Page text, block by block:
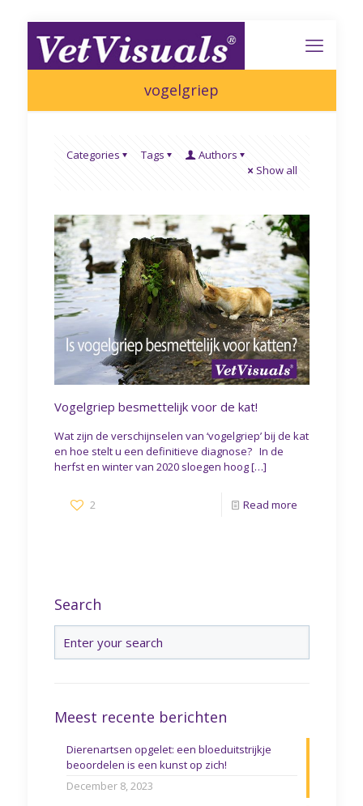
vogelgriep
Categories Tags
Authors
Show all
Vogelgriep besmettelijk voor de kat!
Wat zijn de verschijnselen van ‘vogelgriep’ bij de kat
en hoe stelt u een definitieve diagnose? In de
herfst en winter van 2020 sloegen hoog[…]
2 Read more
Search
Meest recente berichten
Dierenartsen opgelet: een bloeduitstrijkje
beoordelen is een kunst op zich!
December 8, 2023